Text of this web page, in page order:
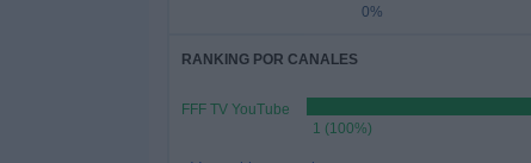
0%
RANKING POR CANALES
FFF TV YouTube
1 (100%)